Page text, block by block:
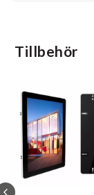
Tillbehör